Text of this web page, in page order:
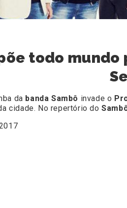
todo mundo
da banda Sambô invade o
cidade. No repertório do